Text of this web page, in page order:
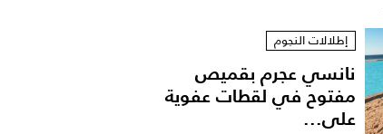
إطلالات النجوم
نانسي عجرم بقميص
مفتوح في لقطات عفوية
على...